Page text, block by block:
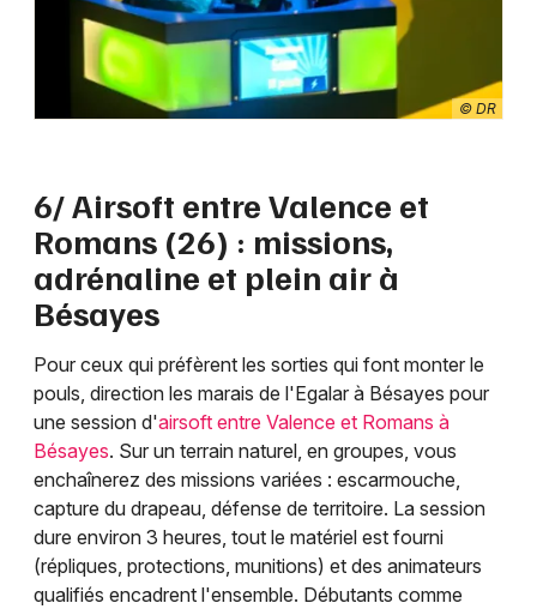
© DR
6/ Airsoft entre Valence et
Romans (26) : missions,
adrénaline et plein air à
Bésayes
Pour ceux qui préfèrent les sorties qui font monter le
pouls, direction les marais de l'Egalar à Bésayes pour
une session d'airsoft entre Valence et Romans à
Bésayes. Sur un terrain naturel, en groupes, vous
enchaînerez des missions variées : escarmouche,
capture du drapeau, défense de territoire. La session
dure environ 3 heures, tout le matériel est fourni
(répliques, protections, munitions) et des animateurs
qualifiés encadrent l'ensemble. Débutants comme